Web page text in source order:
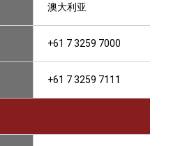
澳大利亚
+61 7 3259 7000
+61 7 3259 7111